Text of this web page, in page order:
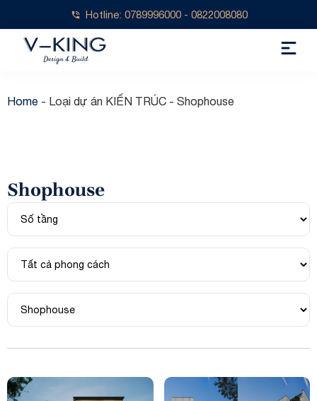
Hotline: 0789996000 - 0822008080
Home - Loại dự án KIẾN TRÚC - Shophouse
Shophouse